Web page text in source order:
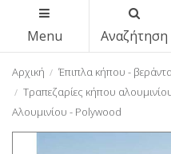
Menu Αναζήτηση
Αρχική Έπιπλα κήπου -
Τραπεζαρίες κήπου
Αλουμινίου - Polywood